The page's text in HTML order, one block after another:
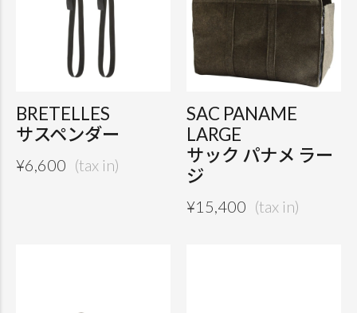
BRETELLES
サスペンダー
¥6,600
SAC PANAME
LARGE
サック パナメ ラー
ジ
¥15,400